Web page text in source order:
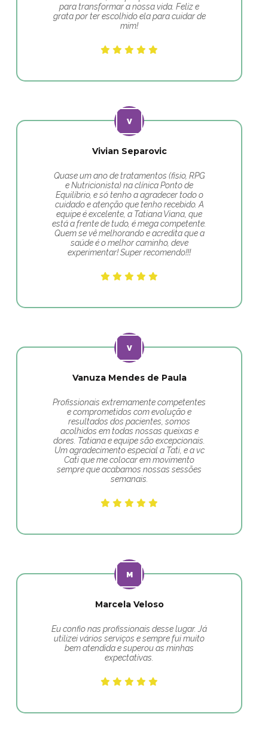
para transformar a nossa vida. Feliz e
grata por ter escolhido ela para cuidar de
mim!
Vivian Separovic
Quase um ano de tratamentos (fisio, RPG
e Nutricionista) na clínica Ponto de
Equilíbrio, e só tenho a agradecer todo o
cuidado e atenção que tenho recebido. A
equipe é excelente, a Tatiana Viana, que
está a frente de tudo, é mega competente.
Quem se vê melhorando e acredita que a
saúde é o melhor caminho, deve
experimentar! Super recomendo!!!
Vanuza Mendes de Paula
Profissionais extremamente competentes
e comprometidos com evolução e
resultados dos pacientes, somos
acolhidos em todas nossas queixas e
dores. Tatiana e equipe são excepcionais.
Um agradecimento especial a Tati, e a vc
Cati que me colocar em movimento
sempre que acabamos nossas sessões
semanais.
Marcela Veloso
Eu confio nas profissionais desse lugar. Já
utilizei vários serviços e sempre fui muito
bem atendida e superou as minhas
expectativas.